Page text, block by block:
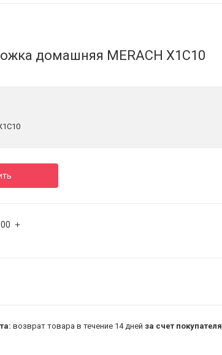
домашняя MERACH X1C10
возврат товара в течение 14 дней за счет покупателя